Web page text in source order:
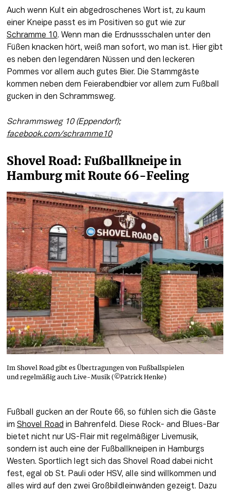
Auch wenn Kult ein abgedroschenes Wort ist, zu kaum
einer Kneipe passt es im Positiven so gut wie zur
Schramme 10. Wenn man die Erdnussschalen unter den
Füßen knacken hört, weiß man sofort, wo man ist. Hier gibt
es neben den legendären Nüssen und den leckeren
Pommes vor allem auch gutes Bier. Die Stammgäste
kommen neben dem Feierabendbier vor allem zum Fußball
gucken in den Schrammsweg.
Schrammsweg 10 (Eppendorf);
facebook.com/schramme10
Shovel Road: Fußballkneipe in
Hamburg mit Route 66-Feeling
Im Shovel Road gibt es Übertragungen von Fußballspielen
und regelmäßig auch Live-Musik (©Patrick Henke)
Fußball gucken an der Route 66, so fühlen sich die Gäste
im Shovel Road
in Bahrenfeld. Diese Rock- and Blues-Bar
bietet nicht nur US-Flair mit regelmäßiger Livemusik,
sondern ist auch eine der Fußballkneipen in Hamburgs
Westen. Sportlich legt sich das Shovel Road dabei nicht
fest, egal ob St. Pauli oder HSV, alle sind willkommen und
alles wird auf den zwei Großbildleinwänden gezeigt. Dazu